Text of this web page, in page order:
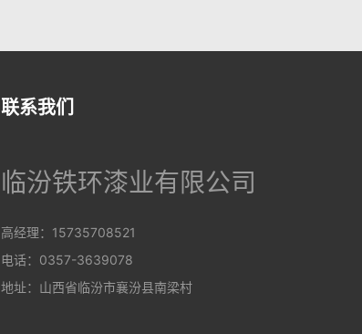
联系我们
临汾铁环漆业有限公司
高经理：15735708521
电话：0357-3639078
地址：山西省临汾市襄汾县南梁村